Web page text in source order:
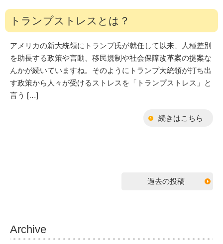
トランプストレスとは？
アメリカの新大統領にトランプ氏が就任して以来、人種差別
を助長する政策や言動、移民規制や社会保障改革案の提案な
んかが続いていますね。そのようにトランプ大統領が打ち出
す政策から人々が受けるストレスを「トランプストレス」と
言う […]
続きはこちら
ビ
ゲ
過去の投稿
Archive